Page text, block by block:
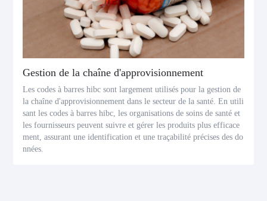
Gestion de la chaîne d'approvisionnement
Les codes à barres hibc sont largement utilisés pour la gestion de
la chaîne d'approvisionnement dans le secteur de la santé. En utili
sant les codes à barres hibc, les organisations de soins de santé et
les fournisseurs peuvent suivre et gérer les produits plus efficace
ment, assurant une identification et une traçabilité précises des do
nnées.